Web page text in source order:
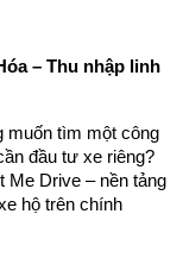
– Thu nhập linh
muốn tìm một công
đầu tư xe riêng?
Me Drive – nền tảng
hộ trên chính